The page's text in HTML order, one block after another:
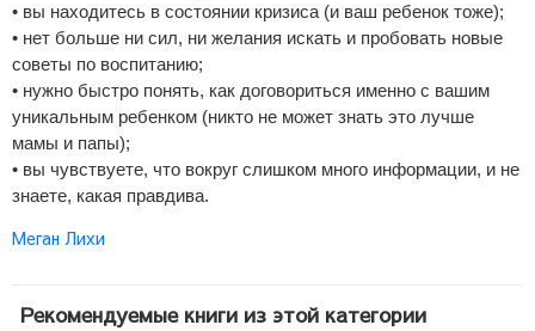
• вы находитесь в состоянии кризиса (и ваш ребенок тоже);
• нет больше ни сил, ни желания искать и пробовать новые
советы по воспитанию;
• нужно быстро понять, как договориться именно с вашим
уникальным ребенком (никто не может знать это лучше
мамы и папы);
• вы чувствуете, что вокруг слишком много информации, и не
знаете, какая правдива.
Меган Лихи
Рекомендуемые книги из этой категории